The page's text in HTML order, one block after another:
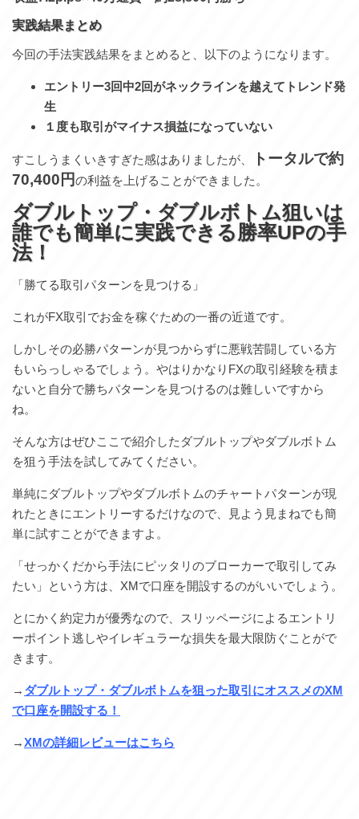
実践結果まとめ
今回の手法実践結果をまとめると、以下のようになります。
エントリー3回中2回がネックラインを越えてトレンド発
生
１度も取引がマイナス損益になっていない
すこしうまくいきすぎた感はありましたが、
トータルで約
70,400円の利益を上げることができました。
ダブルトップ・ダブルボトム狙いは
誰でも簡単に実践できる勝率UPの手
法！
「勝てる取引パターンを見つける」
これがFX取引でお金を稼ぐための一番の近道です。
しかしその必勝パターンが見つからずに悪戦苦闘している方
もいらっしゃるでしょう。やはりかなりFXの取引経験を積ま
ないと自分で勝ちパターンを見つけるのは難しいですから
ね。
そんな方はぜひここで紹介したダブルトップやダブルボトム
を狙う手法を試してみてください。
単純にダブルトップやダブルボトムのチャートパターンが現
れたときにエントリーするだけなので、見よう見まねでも簡
単に試すことができますよ。
「せっかくだから手法にピッタリのブローカーで取引してみ
たい」という方は、XMで口座を開設するのがいいでしょう。
とにかく約定力が優秀なので、スリッページによるエントリ
ーポイント逃しやイレギュラーな損失を最大限防ぐことがで
きます。
→ ダブルトップ・ダブルボトムを狙った取引にオススメのXM
で口座を開設する！
→XMの詳細レビューはこちら